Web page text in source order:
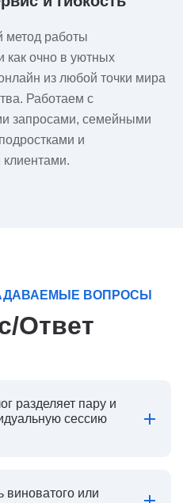
метод работы
как очно в уютных
из любой точки мира
Работаем с
запросами, семейными
и
ВОПРОСЫ
Ответ
разделяет пару и
сессию
виноватого или